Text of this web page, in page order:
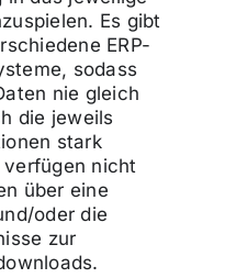
Es gibt
ERP-
sodass
nie gleich
die jeweils
stark
nicht
über eine
oder die
zur